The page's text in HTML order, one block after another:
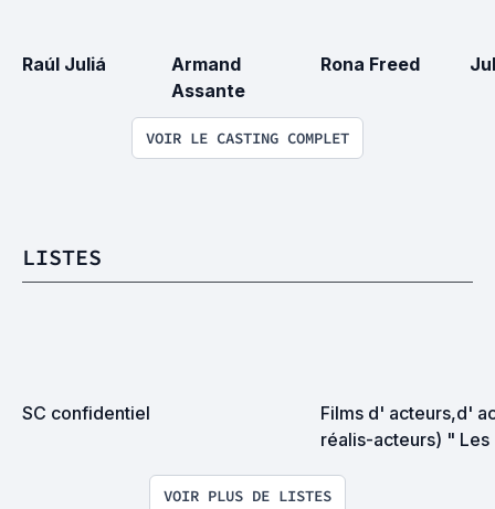
Raúl Juliá
Armand
Assante
Rona Freed
VOIR LE CASTING COMPLET
LISTES
SC confidentiel
Films d' acteurs,d'
réalis-acteurs) " Les
VOIR PLUS DE LISTES